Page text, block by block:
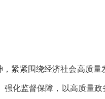
紧紧围绕经济社会高质
化监督保障，以高质量